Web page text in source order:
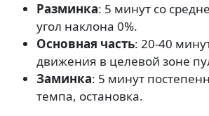
Разминка: 5 минут со
угол наклона 0%.
Основная часть: 20-40
движения в целевой зоне
Заминка: 5 минут
темпа, остановка.